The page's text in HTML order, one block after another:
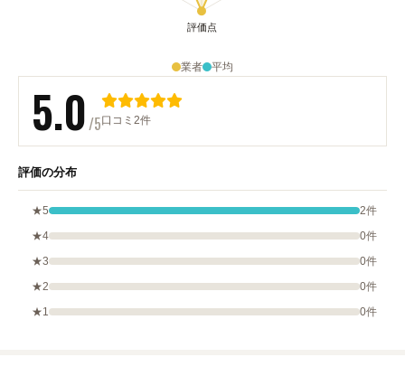
業者 平均
5.0/5口コミ2件
評価の分布
★5
2件
★4
0件
★3
0件
★2
0件
★1
0件